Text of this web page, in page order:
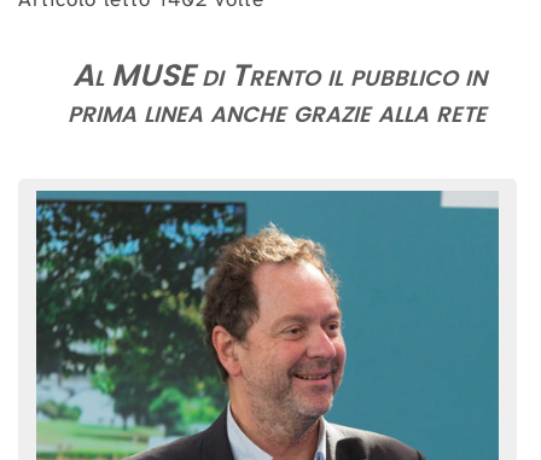
Al MUSE di Trento il pubblico in
prima linea anche grazie alla rete